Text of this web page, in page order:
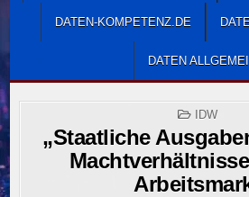
DATEN-KOMPETENZ.DE
DATEN
POSTED
IDW
„Staatliche